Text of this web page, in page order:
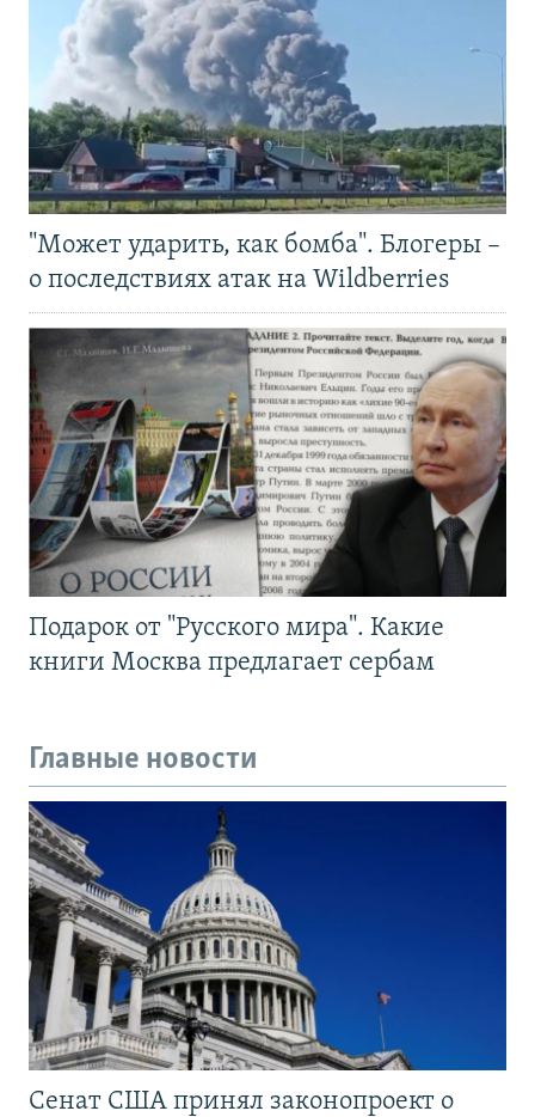
"Может ударить, как бомба". Блогеры –
о последствиях атак на Wildberries
Подарок от "Русского мира". Какие
книги Москва предлагает сербам
Главные новости
Сенат США принял законопроект о